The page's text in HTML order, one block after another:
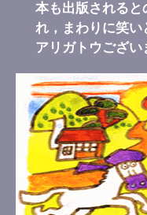
本も出版されると
れ，まわりに笑い
アリガトウござい